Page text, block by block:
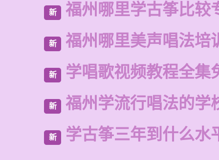
新 福州哪里学古筝比较
新 福州哪里美声唱法培
新 学唱歌视频教程全集
新 福州学流行唱法的学
新 学古筝三年到什么水